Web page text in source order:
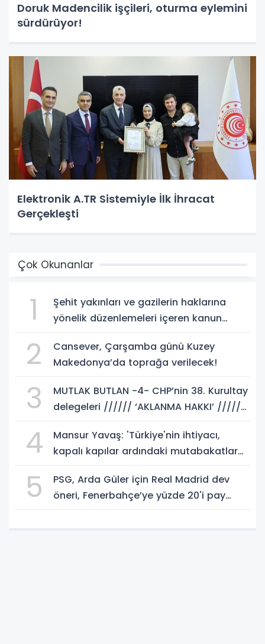
Doruk Madencilik işçileri, oturma eylemini
sürdürüyor!
Elektronik A.TR Sistemiyle İlk İhracat
Gerçekleşti
Çok Okunanlar
1
Şehit yakınları ve gazilerin haklarına
yönelik düzenlemeleri içeren kanun
2
Cansever, Çarşamba günü Kuzey
Makedonya’da toprağa verilecek!
3
MUTLAK BUTLAN -4- CHP’nin 38. Kurultay
delegeleri ////// ‘AKLANMA HAKKI’ //////
4
Mansur Yavaş: 'Türkiye'nin ihtiyacı,
kapalı kapılar ardındaki mutabakatlar
5
PSG, Arda Güler için Real Madrid dev
öneri, Fenerbahçe’ye yüzde 20'i pay